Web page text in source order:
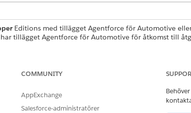
Editions med tillägget Agentforce för Automotive
tillägget Agentforce för Automotive för åtkomst till
COMMUNITY
AppExchange
Salesforce-administratörer